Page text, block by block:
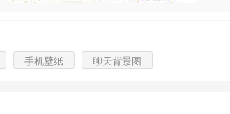
手机壁纸 聊天背景图